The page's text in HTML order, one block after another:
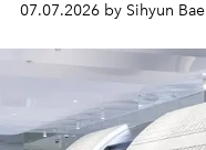
07.07.2026 by Sihyun Bae